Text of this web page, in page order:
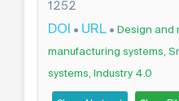
1252
DOI • URL • Design and
manufacturing systems,
systems, Industry 4.0